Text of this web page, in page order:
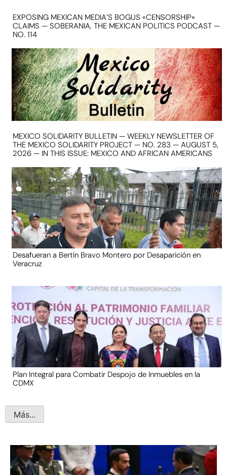
EXPOSING MEXICAN MEDIA’S BOGUS «CENSORSHIP»
CLAIMS — SOBERANIA, THE MEXICAN POLITICS PODCAST —
NO. 114
MEXICO SOLIDARITY BULLETIN — WEEKLY NEWSLETTER OF
THE MEXICO SOLIDARITY PROJECT — NO. 283 — AUGUST 5,
2026 — IN THIS ISSUE: MEXICO AND AFRICAN AMERICANS
Desafueran a Bertín Bravo Montero por Desaparición en
Veracruz
Plan Integral para Combatir Despojo de Inmuebles en la
CDMX
Más...